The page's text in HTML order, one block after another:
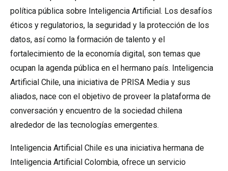
política pública sobre Inteligencia Artificial. Los desafíos
éticos y regulatorios, la seguridad y la protección de los
datos, así como la formación de talento y el
fortalecimiento de la economía digital, son temas que
ocupan la agenda pública en el hermano país. Inteligencia
Artificial Chile, una iniciativa de PRISA Media y sus
aliados, nace con el objetivo de proveer la plataforma de
conversación y encuentro de la sociedad chilena
alrededor de las tecnologías emergentes.
Inteligencia Artificial Chile es una iniciativa hermana de
Inteligencia Artificial Colombia, ofrece un servicio